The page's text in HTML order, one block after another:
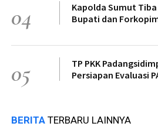
04
Kapolda Sumut
Bupati dan
05
TP PKK
Persiapan Evaluasi
BERITA TERBARU LAINNYA